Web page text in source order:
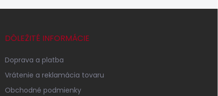
pDÔLEŽITÉ INFORMÁCIE
Doprava a platba
Vrátenie a reklamácia tovaru
Obchodné podmienky